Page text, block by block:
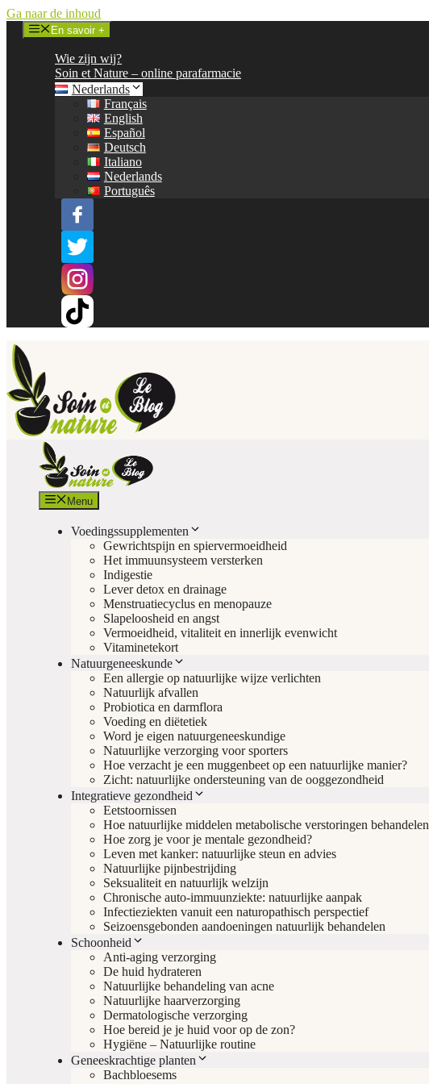
Ga naar de inhoud
En savoir +
Wie zijn wij?
Soin et Nature – online parafarmacie
Nederlands
Français
English
Español
Deutsch
Italiano
Nederlands
Português
Menu
Voedingssupplementen
Gewrichtspijn en spiervermoeidheid
Het immuunsysteem versterken
Indigestie
Lever detox en drainage
Menstruatiecyclus en menopauze
Slapeloosheid en angst
Vermoeidheid, vitaliteit en innerlijk evenwicht
Vitaminetekort
Natuurgeneeskunde
Een allergie op natuurlijke wijze verlichten
Natuurlijk afvallen
Probiotica en darmflora
Voeding en diëtetiek
Word je eigen natuurgeneeskundige
Natuurlijke verzorging voor sporters
Hoe verzacht je een muggenbeet op een natuurlijke manier?
Zicht: natuurlijke ondersteuning van de ooggezondheid
Integratieve gezondheid
Eetstoornissen
Hoe natuurlijke middelen metabolische verstoringen behandelen
Hoe zorg je voor je mentale gezondheid?
Leven met kanker: natuurlijke steun en advies
Natuurlijke pijnbestrijding
Seksualiteit en natuurlijk welzijn
Chronische auto-immuunziekte: natuurlijke aanpak
Infectieziekten vanuit een naturopathisch perspectief
Seizoensgebonden aandoeningen natuurlijk behandelen
Schoonheid
Anti-aging verzorging
De huid hydrateren
Natuurlijke behandeling van acne
Natuurlijke haarverzorging
Dermatologische verzorging
Hoe bereid je je huid voor op de zon?
Hygiëne – Natuurlijke routine
Geneeskrachtige planten
Bachbloesems